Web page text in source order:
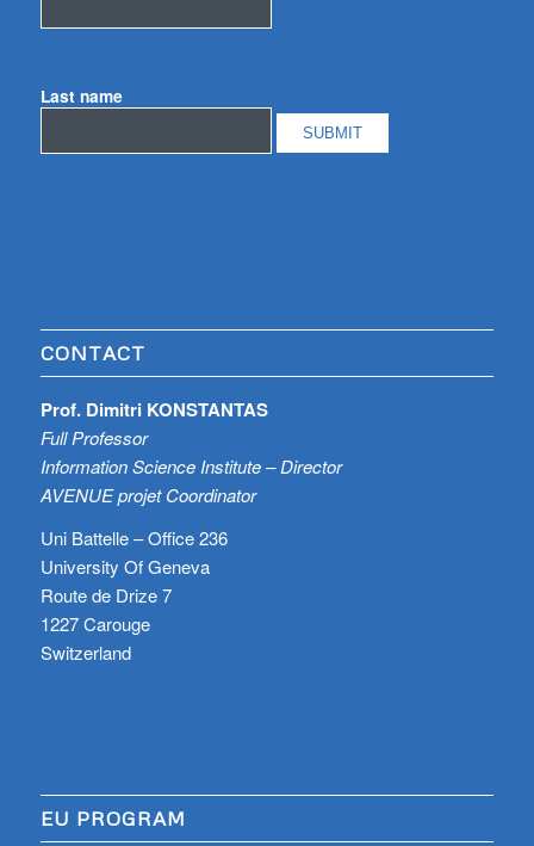
Last name
CONTACT
Prof. Dimitri KONSTANTAS
Full Professor
Information Science Institute – Director
AVENUE projet Coordinator
Uni Battelle – Office 236
University Of Geneva
Route de Drize 7
1227 Carouge
Switzerland
EU PROGRAM